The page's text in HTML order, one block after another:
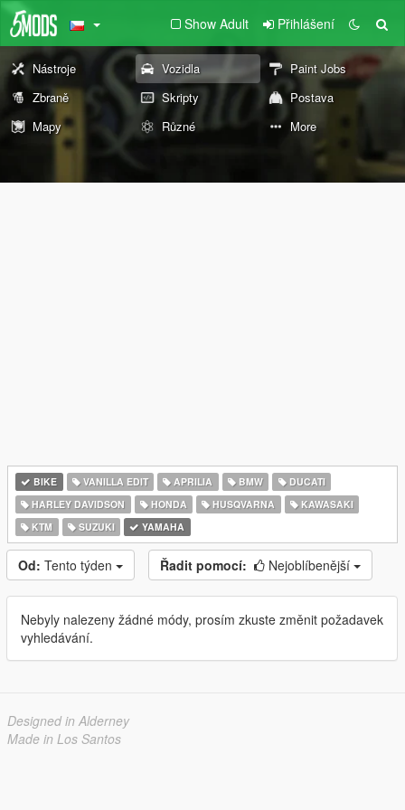
Show Adult Přihlášení
Nástroje Vozidla
Paint Jobs
Zbraně
Skripty
Postava
Mapy
Různé More
BIKE VANILLA EDIT APRILIA BMW
DUCATI
HARLEY DAVIDSON
HONDA HUSQVARNA
KAWASAKI
KTM
SUZUKI YAMAHA
Od: Tento týden Řadit pomocí: Nejoblíbenější
Nebyly nalezeny žádné módy, prosím zkuste změnit požadavek
vyhledávání.
Designed in Alderney
Made in Los Santos